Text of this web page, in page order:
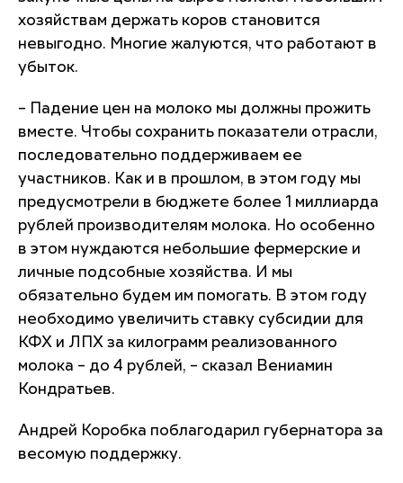
хозяйствам держать коров становится
невыгодно. Многие жалуются, что работают в
убыток.
– Падение цен на молоко мы должны прожить
вместе. Чтобы сохранить показатели отрасли,
последовательно поддерживаем ее
участников. Как и в прошлом, в этом году мы
предусмотрели в бюджете более 1 миллиарда
рублей производителям молока. Но особенно
в этом нуждаются небольшие фермерские и
личные подсобные хозяйства. И мы
обязательно будем им помогать. В этом году
необходимо увеличить ставку субсидии для
КФХ и ЛПХ за килограмм реализованного
молока – до 4 рублей, – сказал Вениамин
Кондратьев.
Андрей Коробка поблагодарил губернатора за
весомую поддержку.